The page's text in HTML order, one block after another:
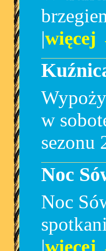
|więcej
w
sezonu
Noc
Noc
|więcej